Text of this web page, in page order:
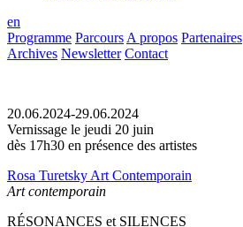
en
Programme Parcours A propos Partenaires
Archives Newsletter Contact
20.06.2024-29.06.2024
Vernissage le jeudi 20 juin
dès 17h30 en présence des artistes
Rosa Turetsky Art Contemporain
Art contemporain
RÉSONANCES et SILENCES